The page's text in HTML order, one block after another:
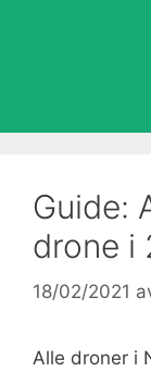
Guide:
drone i
18/02/2021
Alle droner i